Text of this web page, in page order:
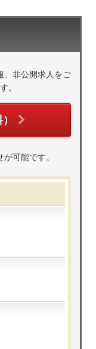
、非公開求人をご
。
可能です。